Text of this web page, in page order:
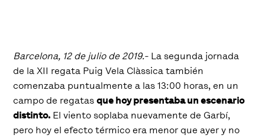
Barcelona, 12 de julio de 2019.- La segunda jornada
de la XII regata Puig Vela Clàssica también
comenzaba puntualmente a las 13:00 horas, en un
campo de regatasque hoy presentaba un escenario
distinto. El viento soplaba nuevamente de Garbí,
pero hoy el efecto térmico era menor que ayer y no